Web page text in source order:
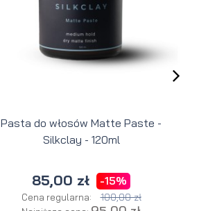
Pasta do włosów Matte Paste -
Silkclay - 120ml
85,00 zł -15%
Cena regularna: 100,00 zł